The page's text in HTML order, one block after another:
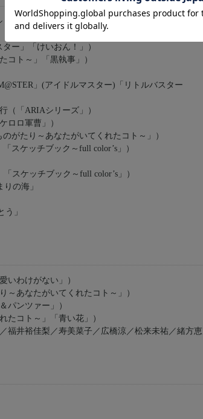
ーズ」「カレイドスター」「うみものがたり～あな
ー」「けいおん！」）
コト～」「黒執事」）
」(アイドルマスター)「リトルバスター
（「ARIAシリーズ」）
ロロ軍曹」）
がたり～あなたがいてくれたコト～」）
スケッチブック～full color’s」）
スケッチブック～full color’s」）
の海」
」
いわけがない」）
～あなたがいてくれたコト～」）
パンツァー」）
たコト～」「青い花」）
福井裕佳梨／寿美菜子／広橋涼／松来未祐／緒方恵